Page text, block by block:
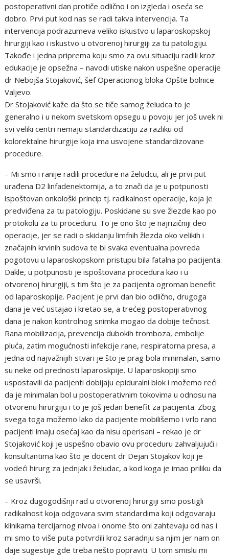
postoperativni dan protiče odlično i on izgleda i oseća se
dobro. Prvi put kod nas se radi takva intervencija. Ta
intervencija podrazumeva veliko iskustvo u laparoskopskoj
hirurgiji kao i iskustvo u otvorenoj hirurgiji za tu patologiju.
Takođe i jedna priprema koju smo za ovu situaciju radili kroz
edukacije je opsežna – navodi utiske nakon uspešne operacije
dr Nebojša Stojaković, šef Operacionog bloka Opšte bolnice
Valjevo.
Dr Stojaković kaže da što se tiče samog želudca to je
generalno i u nekom svetskom opsegu u povoju jer još uvek ni
svi veliki centri nemaju standardizaciju za razliku od
kolorektalne hirurgije koja ima usvojene standardizovane
procedure.
– Mi smo i ranije radili procedure na želudcu, ali je prvi put
urađena D2 linfadenektomija, a to znači da je u potpunosti
ispoštovan onkološki princip tj. radikalnost operacije, koja je
predviđena za tu patologiju. Poskidane su sve žlezde kao po
protokolu za tu proceduru. To je ono što je najrizičniji deo
operacije, jer se radi o skidanju limfnih žlezda oko velikih i
značajnih krvinih sudova te bi svaka eventualna povreda
pogotovu u laparoskopskom pristupu bila fatalna po pacijenta.
Dakle, u potpunosti je ispoštovana procedura kao i u
otvorenoj hirurgiji, s tim što je za pacijenta ogroman benefit
od laparoskopije. Pacijent je prvi dan bio odlično, drugoga
dana je već ustajao i kretao se, a trećeg postoperativnog
dana je nakon kontrolnog snimka mogao da dobije tečnost.
Rana mobilizacija, prevencija dubokih tromboza, embolije
pluća, zatim mogućnosti infekcije rane, respiratorna presa, a
jedna od najvažnijih stvari je što je prag bola minimalan, samo
su neke od prednosti laparoskpije. U laparoskopiji smo
uspostavili da pacijenti dobijaju epiduralni blok i možemo reći
da je minimalan bol u postoperativnim tokovima u odnosu na
otvorenu hirurgiju i to je još jedan benefit za pacijenta. Zbog
svega toga možemo lako da pacijente mobilišemo i vrlo rano
pacijenti imaju osećaj kao da nisu operisani – rekao je dr
Stojaković koji je uspešno obavio ovu proceduru zahvaljujući i
konsultantima kao što je docent dr Dejan Stojakov koji je
vodeći hirurg za jednjak i želudac, a kod koga je imao priliku da
se usavrši.
– Kroz dugogodišnji rad u otvorenoj hirurgiji smo postigli
radikalnost koja odgovara svim standardima koji odgovaraju
klinikama tercijarnog nivoa i onome što oni zahtevaju od nas i
mi smo to više puta potvrdili kroz saradnju sa njim jer nam on
daje sugestije gde treba nešto popraviti. U tom smislu mi